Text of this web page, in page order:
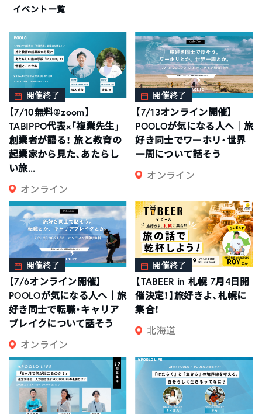
イベント一覧
開催終了
【7/10無料@zoom】
TABIPPO代表×「複業先生」
創業者が語る！ 旅と教育の
起業家から見た、あたらし
い旅...
オンライン
開催終了
【7/13オンライン開催】
POOLOが気になる人へ｜旅
好き同士でワーホリ・世界
一周について話そう
オンライン
開催終了
【7/6オンライン開催】
POOLOが気になる人へ｜旅
好き同士で転職・キャリア
ブレイクについて話そう
オンライン
開催終了
【TABEER in 札幌 7月4日開
催決定！】旅好きよ、札幌に
集合！
北海道